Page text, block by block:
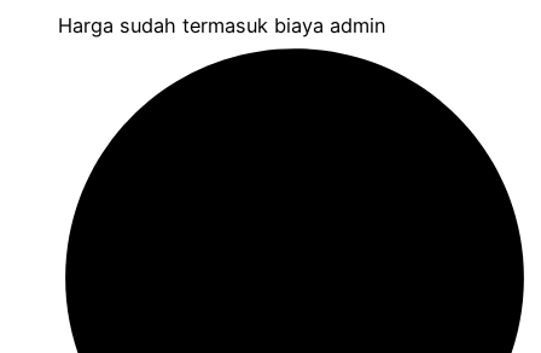
Harga sudah termasuk biaya admin